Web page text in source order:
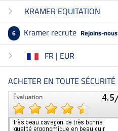
KRAMER EQUITATION
6 Kramer recrute Rejoins-nous
FR | EUR
ACHETER EN TOUTE SÉCURITÉ